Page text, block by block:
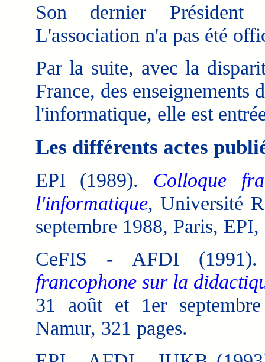
Son dernier
L'association n'a pas été
Par la suite, avec la
France, des enseignements
l'informatique, elle est
Les différents actes
EPI (1989). Colloque
l'informatique, Université
septembre 1988, Paris, EPI,
CeFIS - AFDI
francophone sur la
31 août et 1er
Namur, 321 pages.